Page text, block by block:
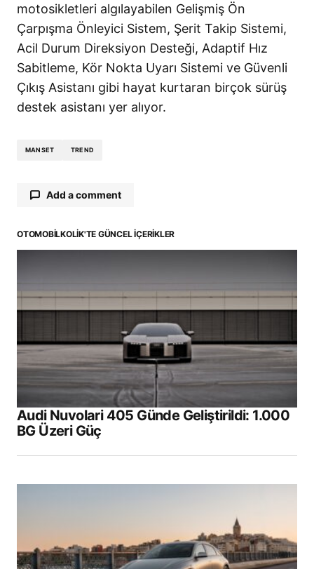
motosikletleri algılayabilen Gelişmiş Ön
Çarpışma Önleyici Sistem, Şerit Takip Sistemi,
Acil Durum Direksiyon Desteği, Adaptif Hız
Sabitleme, Kör Nokta Uyarı Sistemi ve Güvenli
Çıkış Asistanı gibi hayat kurtaran birçok sürüş
destek asistanı yer alıyor.
MANSET TREND
Add a comment
E-posta adresiniz yayınlanmayacak. Gerekli
Comment*
Your Name*
Your E-mail*
adım, e-posta adresim ve site adresim bu
Submit Comment
OTOMOBILKOLIK'TE GÜNCEL İÇERIKLER
Audi Nuvolari 405 Günde Geliştirildi: 1.000
BG Üzeri Güç